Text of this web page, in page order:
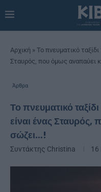
Αρχική » Το πνευματικό
Σταυρός, που όμως αναπαύει
Άρθρα
Το πνευματικό
είναι ένας Σταυρός,
σώζει…!
Συντάκτης Christina 16